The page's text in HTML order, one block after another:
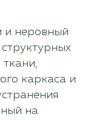
и неровный
каркаса и
на